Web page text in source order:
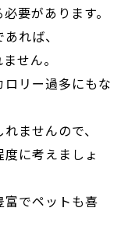
要があります。
れば、
せん。
リー過多にもな
ませんので、
に考えましょ
でペットも喜